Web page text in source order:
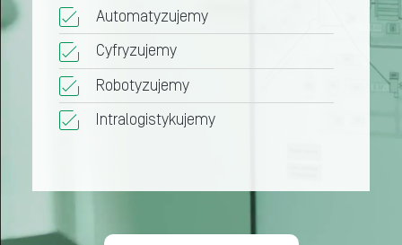
Automatyzujemy
Cyfryzujemy
Robotyzujemy
Intralogistykujemy